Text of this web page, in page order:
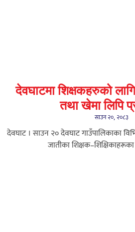
देवघाटमा शिक्षकहरुको
तथा खेमा लिपि
साउन २०, २०८३
देवघाट । साउन २० देवघाट गाउँपालिकाका
जातीका